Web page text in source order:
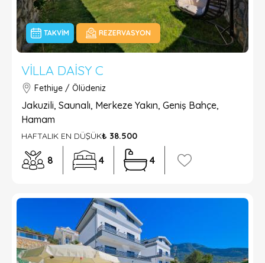
TAKVIM REZERVASYON
VILLA DAISY C
Fethiye / Ölüdeniz
Jakuzili, Saunalı, Merkeze Yakın, Geniş Bahçe,
Hamam
HAFTALIK EN DÜŞÜK₺ 38.500
8 4 4